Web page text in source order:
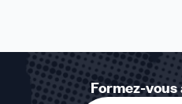
Formez-vous